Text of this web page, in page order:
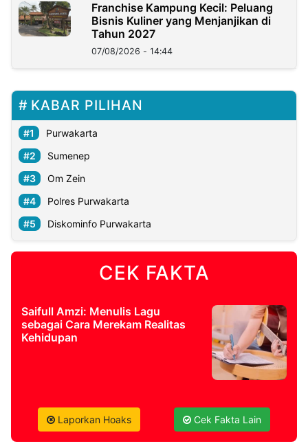
Franchise Kampung Kecil: Peluang
Bisnis Kuliner yang Menjanjikan di
Tahun 2027
07/08/2026 - 14:44
KABAR PILIHAN
Purwakarta
Sumenep
Om Zein
Polres Purwakarta
Diskominfo Purwakarta
CEK FAKTA
Saifull Amzi: Menulis Lagu
sebagai Cara Merekam Realitas
Kehidupan
Laporkan Hoaks Cek Fakta Lain